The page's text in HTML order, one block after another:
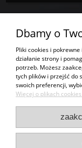
Dbamy o
Pliki cookies i
działanie strony i
potrzeb. Możesz
tych plików i przejść do
swoich preferencji,
Więcej o plikach